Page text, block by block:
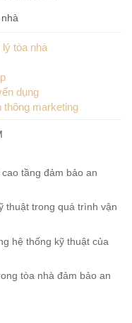
tòa nhà
dụng
thông marketing
tầng đảm bảo an
thuật trong quá trình vận
hệ thống kỹ thuật của
tòa nhà đảm bảo an